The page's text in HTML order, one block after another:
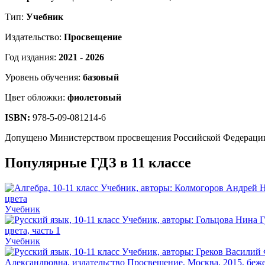
Тип: Учебник
Издательство: Просвещение
Год издания: 2021 - 2026
Уровень обучения: базовый
Цвет обложки: фиолетовый
ISBN: 978-5-09-081214-6
Допущено Министерством просвещения Российской
Популярные ГДЗ в 11 классе
Учебник
Учебник